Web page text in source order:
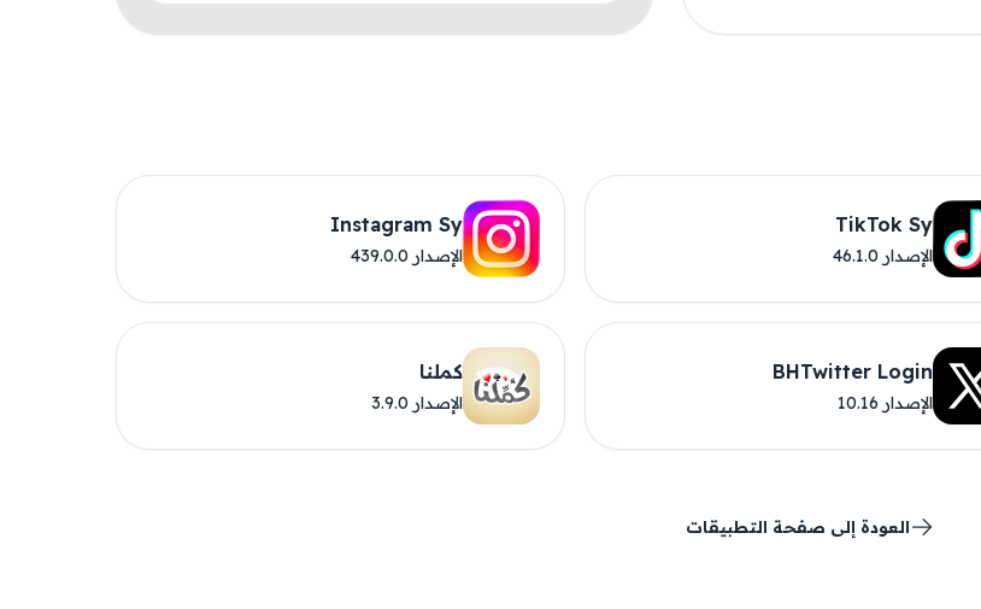
TikTok Sy
الإصدار 46.1.0
Instagram Sy
الإصدار 439.0.0
BHTwitter Login
الإصدار 10.16
كملنا
الإصدار 3.9.0
العودة إلى صفحة التطبيقات